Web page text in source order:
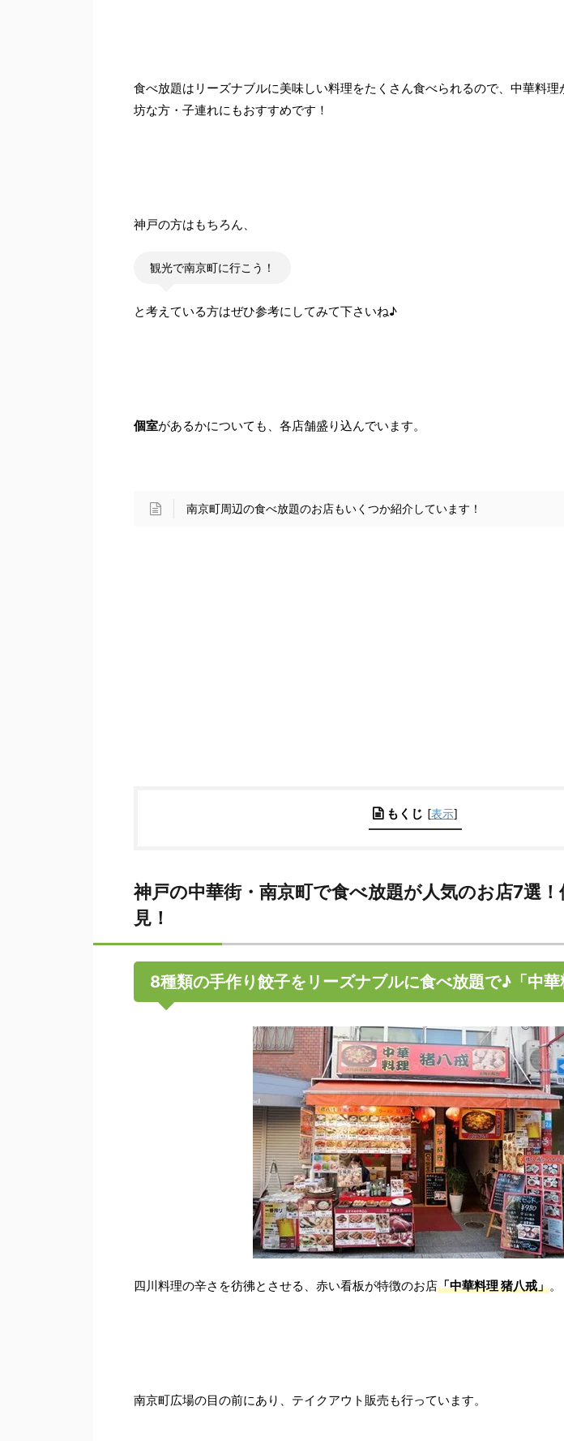
食べ放題はリーズナブルに美味しい料理をたくさん食べられるので、中華料
坊な方・子連れにもおすすめです！
神戸の方はもちろん、
観光で南京町に行こう！
と考えている方はぜひ参考にしてみて下さいね♪
個室があるかについても、各店舗盛り込んでいます。
南京町周辺の食べ放題のお店もいくつか紹介しています！
もくじ [表示]
神戸の中華街・南京町で食べ放題が人気のお店7選
見！
8種類の手作り餃子をリーズナブルに食べ放題で♪「中華
四川料理の辛さを彷彿とさせる、赤い看板が特徴のお店「中華料理 猪八戒」。
南京町広場の目の前にあり、テイクアウト販売も行っています。